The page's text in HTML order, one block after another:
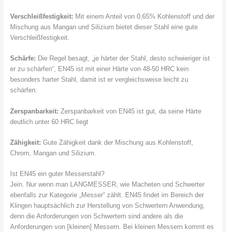
Verschleißfestigkeit: Mit einem Anteil von 0,65% Kohlenstoff und der
Mischung aus Mangan und Silizium bietet dieser Stahl eine gute
Verschleißfestigkeit.
Schärfe: Die Regel besagt, „je härter der Stahl, desto schwieriger ist
er zu schärfen“, EN45 ist mit einer Härte von 48-50 HRC kein
besonders harter Stahl, damit ist er vergleichsweise leicht zu
schärfen.
Zerspanbarkeit: Zerspanbarkeit von EN45 ist gut, da seine Härte
deutlich unter 60 HRC liegt
Zähigkeit: Gute Zähigkeit dank der Mischung aus Kohlenstoff,
Chrom, Mangan und Silizium.
Ist EN45 ein guter Messerstahl?
Jein. Nur wenn man LANGMESSER, wie Macheten und Schwerter
ebenfalls zur Kategorie „Messer“ zählt. EN45 findet im Bereich der
Klingen hauptsächlich zur Herstellung von Schwertern Anwendung,
denn die Anforderungen von Schwertern sind andere als die
Anforderungen von [kleinen] Messern. Bei kleinen Messern kommt es